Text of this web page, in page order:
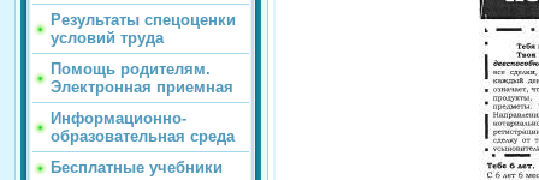
Результаты спецоценки
условий труда
Помощь родителям.
Электронная приемная
Информационно-
образовательная среда
Бесплатные учебники